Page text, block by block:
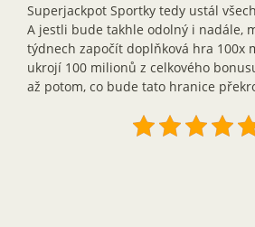
Superjackpot Sportky tedy ustál
A jestli bude takhle odolný i nadále,
týdnech započít doplňková hra 100x
ukrojí 100 milionů z celkového
až potom, co bude tato hranice